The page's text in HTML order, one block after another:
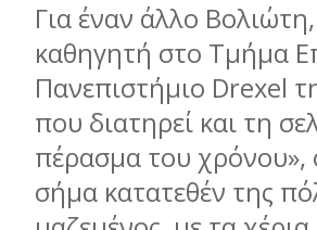
Για έναν άλλο
καθηγητή στο Τμήμα
Πανεπιστήμιο Drexel
που διατηρεί και τη
πέρασμα του χρόνου»,
σήμα κατατεθέν της